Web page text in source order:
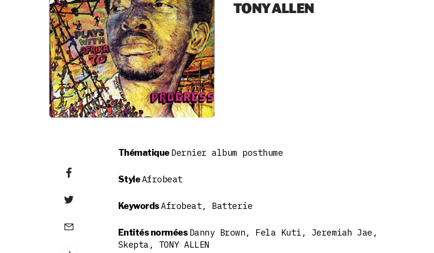
TONY ALLEN
Thématique Dernier album posthume
StyleAfrobeat
KeywordsAfrobeat, Batterie
Entités normées Danny Brown, Fela Kuti, Jeremiah Jae,
Skepta, TONY ALLEN